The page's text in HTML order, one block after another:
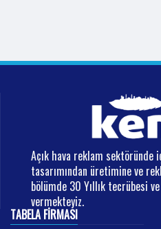
Açık hava reklam sektöründe
tasarımından üretimine ve
bölümde 30 Yıllık tecrübesi
vermekteyiz.
TABELA FIRMASI